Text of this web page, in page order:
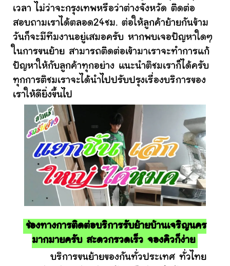
เวลา ไม่ว่าจะกรุงเทพหรือว่าต่างจังหวัด ติดต่อ
สอบถามเราได้ตลอด24ชม. ต่อให้ลูกค้าย้ายกันข้าม
วันก็จะมีทีมงานอยู่เสมอครับ หากพบเจอปัญหาใดๆ
ในการขนย้าย สามารถติดต่อเข้ามาเราจะทำการแก้
ปัญหาให้กับลูกค้าทุกอย่าง แนะนำติชมเราก็ได้ครับ
ทุกการติชมเราจะได้นำไปปรับปรุงเรื่องบริการของ
เราให้ดียิ่งขึ้นไป
ช่องทางการติดต่อบริการรับย้ายบ้านเจริญนคร
มากมายครับ สะดวกรวดเร็ว จองคิวก็ง่าย
บริการขนย้ายของกันทั่วประเทศ ทั่วไทย